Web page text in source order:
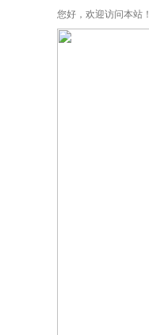
您好，欢迎访问本站！